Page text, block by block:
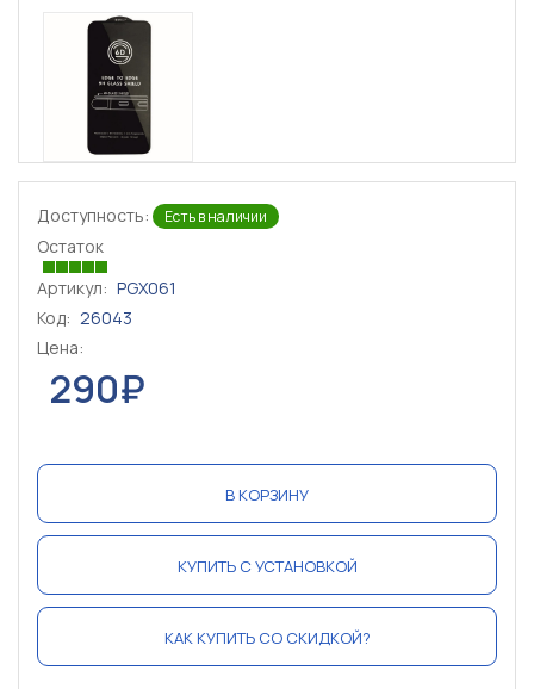
Доступность: Есть в наличии
Остаток
Артикул: PGX061
Код: 26043
Цена:
290₽
В КОРЗИНУ
КУПИТЬ С УСТАНОВКОЙ
КАК КУПИТЬ СО СКИДКОЙ?